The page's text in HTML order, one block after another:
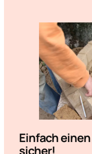
Einfach
sicher!